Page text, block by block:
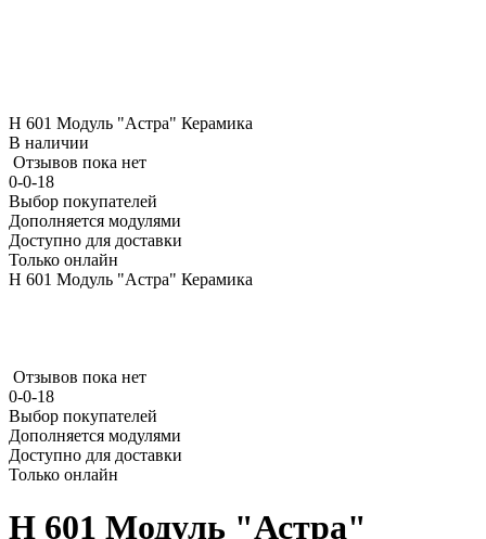
Н 601 Модуль "Астра" Керамика
В наличии
Отзывов пока нет
0-0-18
Выбор покупателей
Дополняется модулями
Доступно для доставки
Только онлайн
Н 601 Модуль "Астра" Керамика
Отзывов пока нет
0-0-18
Выбор покупателей
Дополняется модулями
Доступно для доставки
Только онлайн
Н 601 Модуль "Астра"